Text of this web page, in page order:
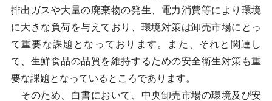
排出ガスや大量の廃棄物の発生、電力消費等により環境
に大きな負荷を与えており、環境対策は卸売市場にとっ
て重要な課題となっております。また、それと関連し
て、生鮮食品の品質を維持するための安全衛生対策も重
要な課題となっているところであります。
そのため、白書において、中央卸売市場の環境及び安